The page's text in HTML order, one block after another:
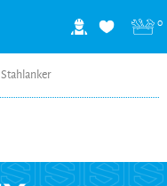
0
Stahlanker